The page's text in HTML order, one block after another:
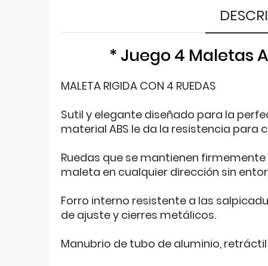
* Juego 4 Maletas
MALETA RIGIDA CON 4 RUEDAS
Sutil y elegante diseñado para la
material ABS le da la resistencia para
Ruedas que se mantienen
maleta en cualquier dirección sin
Forro interno resistente a las
de ajuste y cierres metálicos.
Manubrio de tubo de aluminio,